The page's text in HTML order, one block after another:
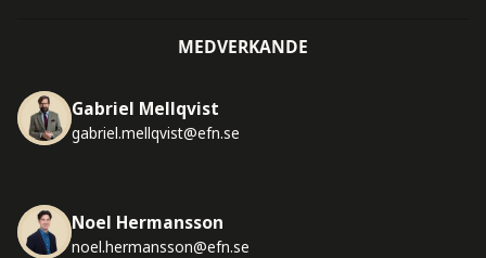
MEDVERKANDE
Gabriel Mellqvist
gabriel.mellqvist@efn.se
Noel Hermansson
noel.hermansson@efn.se